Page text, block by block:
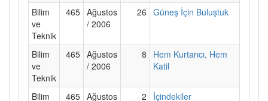
Bilim
ve
Teknik
465 Ağustos
/ 2006
26 Güneş İçin Buluştuk
Bilim
ve
Teknik
465 Ağustos
/ 2006
8
Hem Kurtarıcı, Hem
Katil
Bilim 465 Ağustos 2 İçindekiler